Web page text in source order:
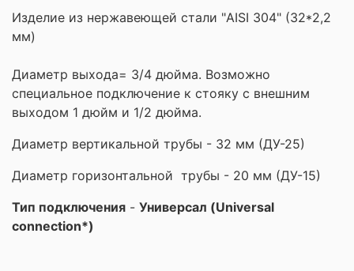
Изделие из нержавеющей стали "AISI 304" (32*2,2
мм)
Диаметр выхода= 3/4 дюйма. Возможно
специальное подключение к стояку с внешним
выходом 1 дюйм и 1/2 дюйма.
Диаметр вертикальной трубы - 32 мм (ДУ-25)
Диаметр горизонтальной трубы - 20 мм (ДУ-15)
Тип подключения - Универсал (Universal
connection*)